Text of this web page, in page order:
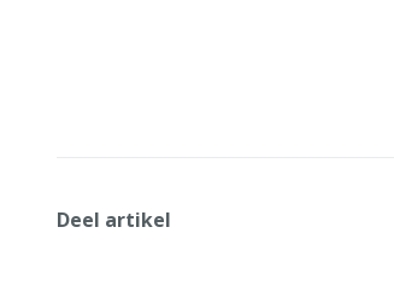
Deel artikel